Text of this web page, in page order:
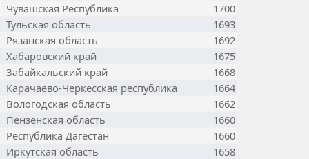
Чувашская Республика
1700
Тульская область
1693
Рязанская область
1692
Хабаровский край
1675
Забайкальский край
1668
Карачаево-Черкесская республика
1664
Вологодская область
1662
Пензенская область
1660
Республика Дагестан
1660
Иркутская область
1658